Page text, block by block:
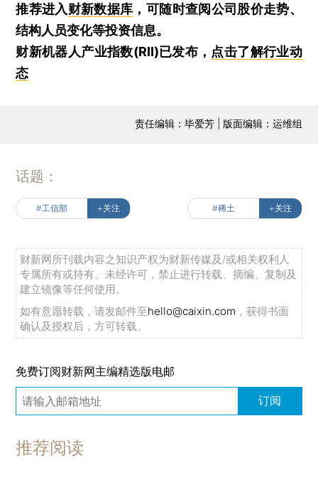
推荐进入财新数据库 ，可随时查阅公司股价走势、
结构人员变化等投资信息。
财新机器人产业指数(RII)已发布， 点击了解行业动
态
责任编辑：毕爱芳 | 版面编辑：运维组
话题：
#工信部 +关注 #稀土 +关注
财新网所刊载内容之知识产权为财新传媒及/或相关权利人
专属所有或持有。未经许可，禁止进行转载、摘编、复制及
建立镜像等任何使用。
如有意愿转载，请发邮件至hello@caixin.com ，获得书面
确认及授权后，方可转载。
免费订阅财新网主编精选版电邮
订阅
推荐阅读